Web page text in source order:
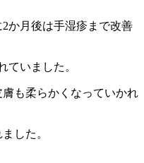
か月後は手湿疹まで改善
ていました。
も柔らかくなっていかれ
した。